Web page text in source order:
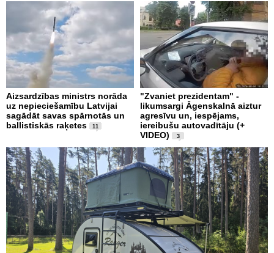
Aizsardzības ministrs norāda
uz nepieciešamību Latvijai
sagādāt savas spārnotās un
ballistiskās raķetes
11
"Zvaniet prezidentam" -
likumsargi Āgenskalnā aiztur
agresīvu un, iespējams,
iereibušu autovadītāju (+
VIDEO)
3